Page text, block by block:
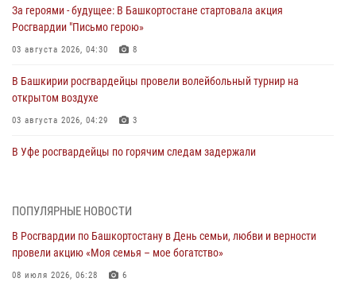
За героями - будущее: В Башкортостане стартовала акция
Росгвардии "Письмо герою»
03 августа 2026, 04:30 8
В Башкирии росгвардейцы провели волейбольный турнир на
открытом воздухе
03 августа 2026, 04:29 3
В Уфе росгвардейцы по горячим следам задержали
Башкортостана ответил на вопросы граждан
30 июля 2026, 12:54
ПОПУЛЯРНЫЕ НОВОСТИ
В Росгвардии по Башкортостану в День семьи, любви и верности
провели акцию «Моя семья – мое богатство»
08 июля 2026, 06:28 6